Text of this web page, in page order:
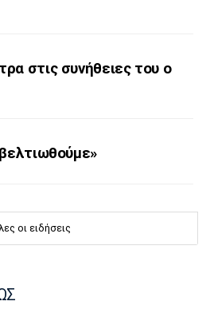
στις συνήθειες του ο
στη Θεσσαλονίκη ο
ο Άνταμ Μοκόκα
οι ειδήσεις